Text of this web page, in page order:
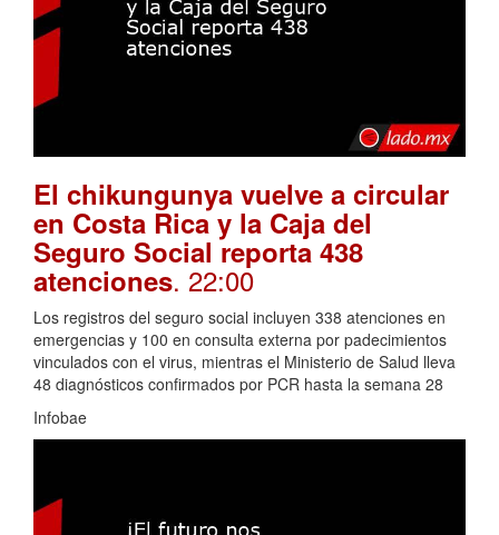
El chikungunya vuelve a circular
en Costa Rica y la Caja del
Seguro Social reporta 438
atenciones. 22:00
Los registros del seguro social incluyen 338 atenciones en
emergencias y 100 en consulta externa por padecimientos
vinculados con el virus, mientras el Ministerio de Salud lleva
48 diagnósticos confirmados por PCR hasta la semana 28
Infobae